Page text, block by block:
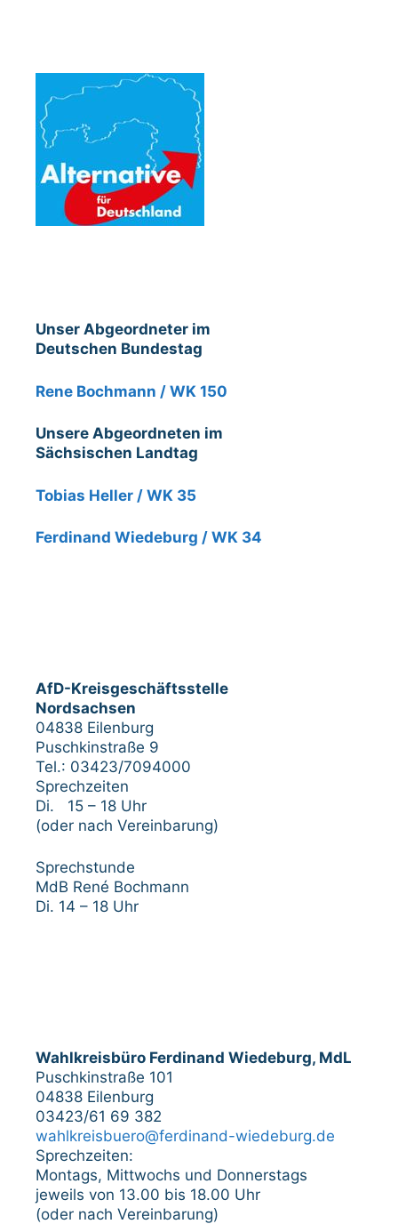
Unser Abgeordneter im
Deutschen Bundestag
Rene Bochmann / WK 150
Unsere Abgeordneten im
Sächsischen Landtag
Tobias Heller / WK 35
Ferdinand Wiedeburg / WK 34
AfD-Kreisgeschäftsstelle
Nordsachsen
04838 Eilenburg
Puschkinstraße 9
Tel.: 03423/7094000
Sprechzeiten
Di. 15 – 18 Uhr
(oder nach Vereinbarung)
Sprechstunde
MdB René Bochmann
Di. 14 – 18 Uhr
Wahlkreisbüro Ferdinand Wiedeburg, MdL
Puschkinstraße 101
04838 Eilenburg
03423/61 69 382
wahlkreisbuero@ferdinand-wiedeburg.de
Sprechzeiten:
Montags, Mittwochs und Donnerstags
jeweils von 13.00 bis 18.00 Uhr
(oder nach Vereinbarung)